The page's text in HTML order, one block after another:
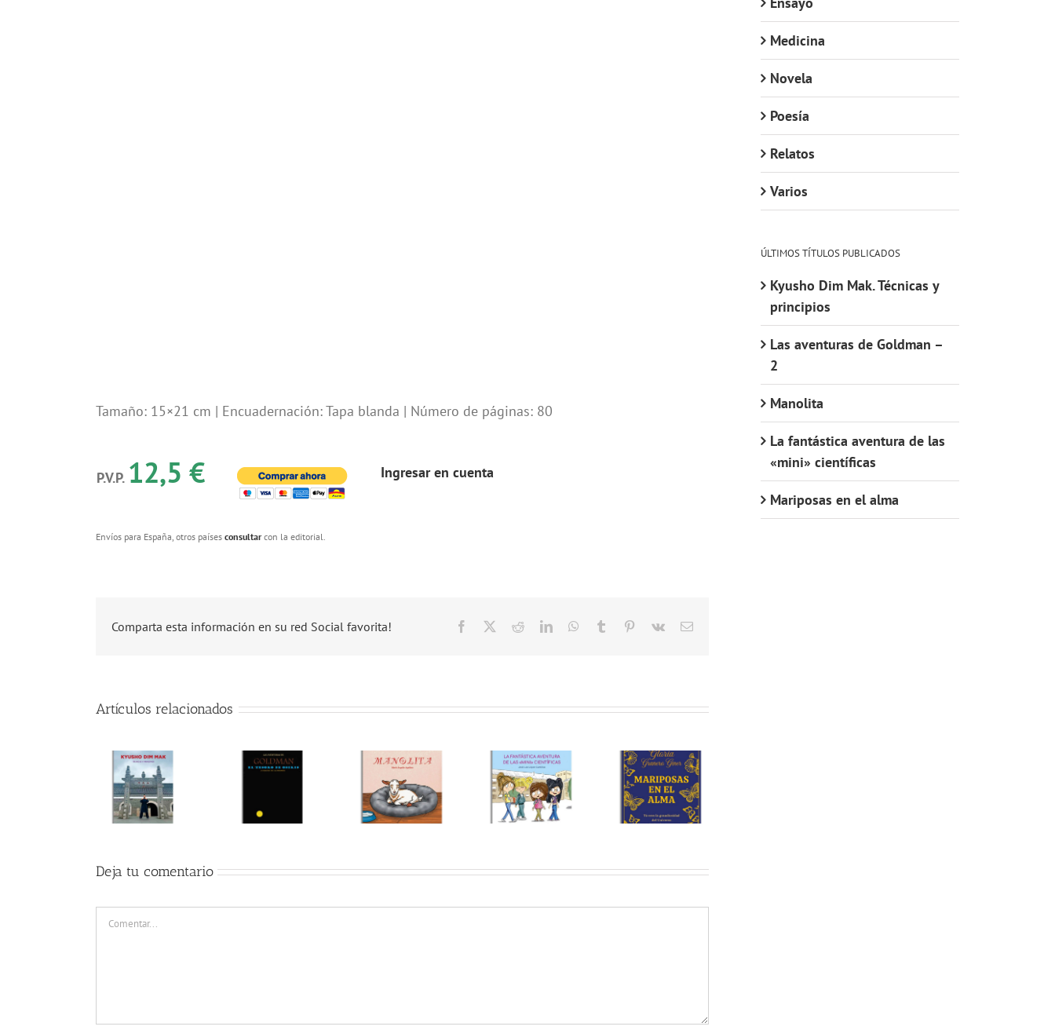
Tamaño: 15×21 cm | Encuadernación: Tapa blanda | Número de páginas: 80
P.V.P. 12,5 € Ingresar en cuenta
Envíos para España, otros países consultar con la editorial.
Comparta esta información en su red Social favorita! Facebook RedditLinkedInWhatsApp
Tumblr Pinterest
Vk
Correo
Artículos relacionados
Deja tu comentario
Comentar
Medicina
Novela
Poesía
Relatos
Varios
ÚLTIMOS TÍTULOS PUBLICADOS
Kyusho Dim Mak. Técnicas y
principios
Las aventuras de Goldman –
2
Manolita
La fantástica aventura de las
«mini» científicas
Mariposas en el alma